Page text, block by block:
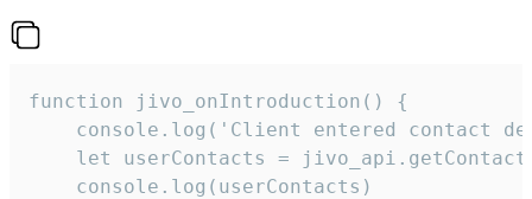
function jivo_onIntroduction() {
console.log('Client entered contact
let userContacts =
    console.log(userContacts)